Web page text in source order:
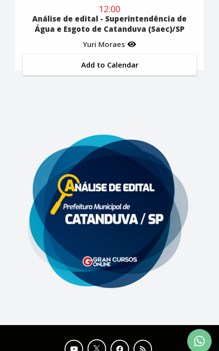
12:00
Análise de edital - Superintendência de
Água e Esgoto de Catanduva (Saec)/SP
Yuri Moraes
Add to Calendar